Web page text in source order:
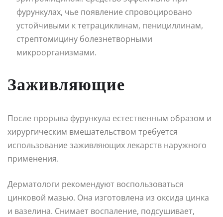
фурункулах, чье появление спровоцировано
устойчивыми к тетрациклинам, пенициллинам,
стрептомицину болезнетворными
микроорганизмами.
Заживляющие
После прорыва фурункула естественным образом и
хирургическим вмешательством требуется
использование заживляющих лекарств наружного
применения.
Дерматологи рекомендуют воспользоваться
цинковой мазью. Она изготовлена из оксида цинка
и вазелина. Снимает воспаление, подсушивает,